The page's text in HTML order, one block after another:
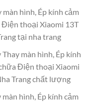
hình, Ép kính cảm
Điện thoại Xiaomi 13T
tại nha trang
màn hình, Ép kính
Điện thoại Xiaomi
Trang chất lượng
hình, Ép kính cảm